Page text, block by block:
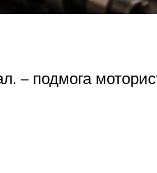
– подмога